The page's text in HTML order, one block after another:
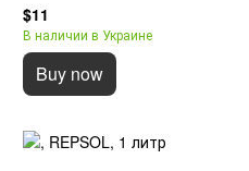
$11
В наличии в Украине
Buy now